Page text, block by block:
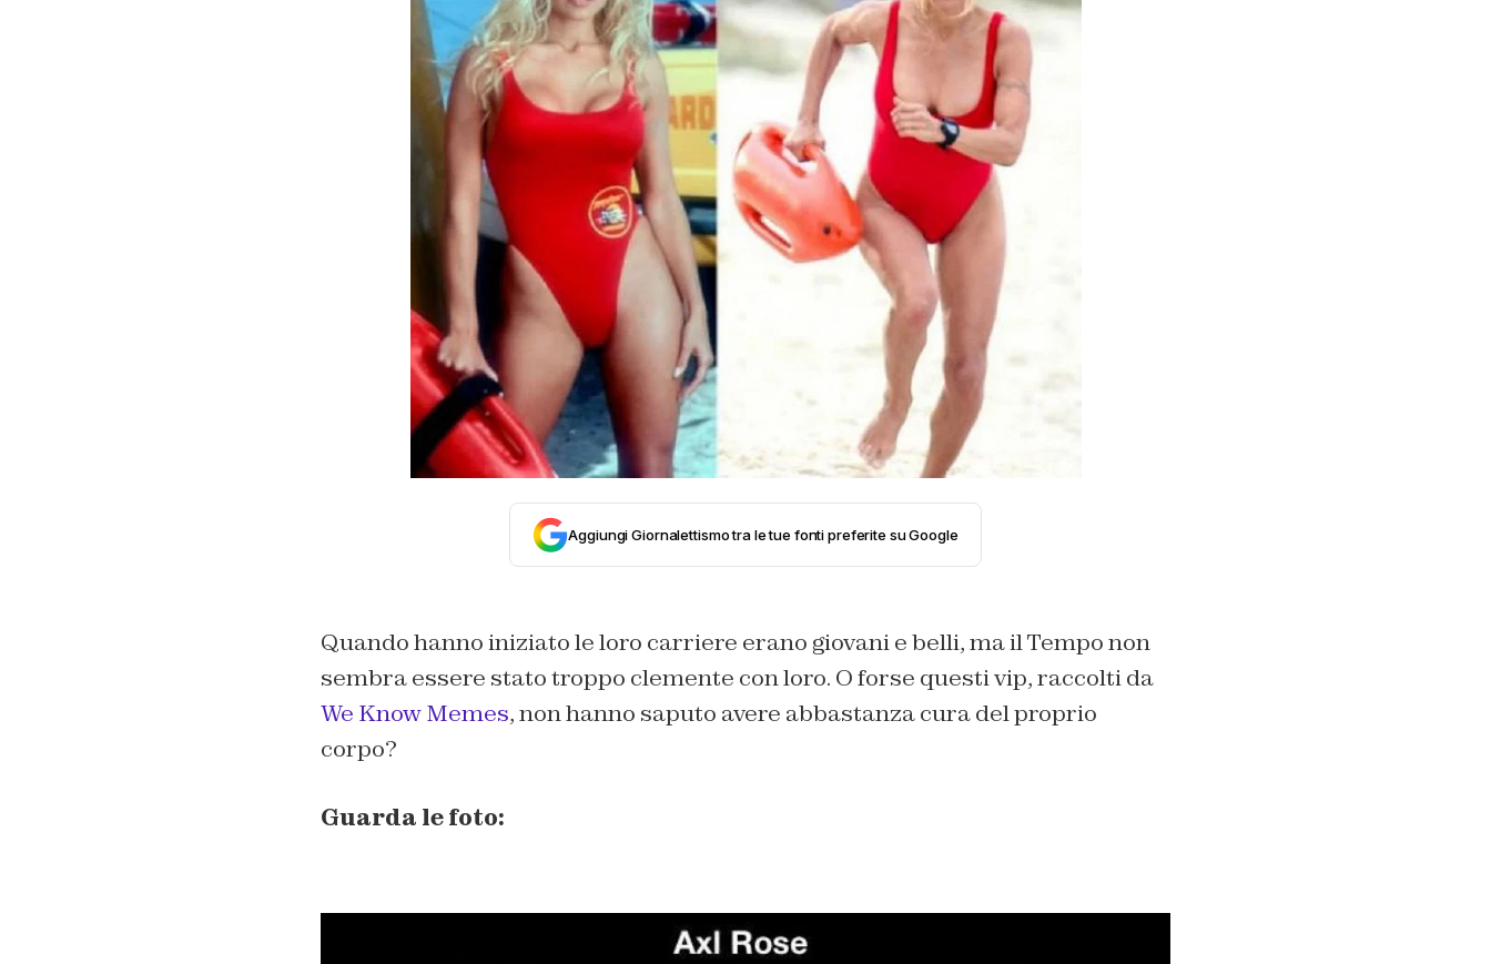
Aggiungi Giornalettismo tra le tue fonti preferite su Google
Quando hanno iniziato le loro carriere erano giovani e belli, ma il Tempo non
sembra essere stato troppo clemente con loro. O forse questi vip, raccolti da
We Know Memes, non hanno saputo avere abbastanza cura del proprio
corpo?
Guarda le foto: